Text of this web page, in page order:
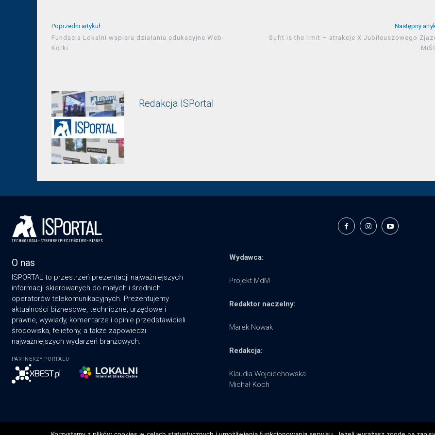
Poprzedni artykuł
Fundacja Lokalni wspiera działania edukacyjne Web-
Korki
Następny
Sufit is the limit – atrakcje X Jubileuszowego
Redakcja ISPortal
O nas
ISPORTAL to przestrzeń prezentacji najważniejszych
informacji skierowanych do małych i średnich
operatorów telekomunikacyjnych. Prezentujemy
aktualności biznesowe, techniczne, urzędowe i
prawne, wywiady, komentarze i opinie przedstawicieli
środowiska, felietony, a także zapowiedzi
najważniejszych wydarzeń branżowych.
PARTNERZY PORTALU
Wydawca:
Projekt MdM
Redaktor naczelny:
Marek Nowak
Redakcja:
Klaudia Wojciechowska
Michał Koch